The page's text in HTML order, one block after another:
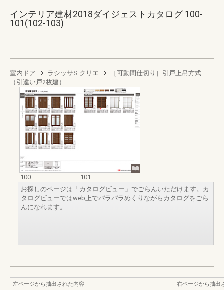
インテリア建材2018ダイジェストカタログ 100-
101(102-103)
室内ドア ラシッサS クリエ
［可動間仕切り］引戸上吊方式
（引違い戸2枚建）
100
101
お探しのページは「カタログビュー」でごらんいただけます。カ
タログビューではweb上でパラパラめくりながらカタログをごら
んになれます。
左ページから抽出された内容
右ページから抽出